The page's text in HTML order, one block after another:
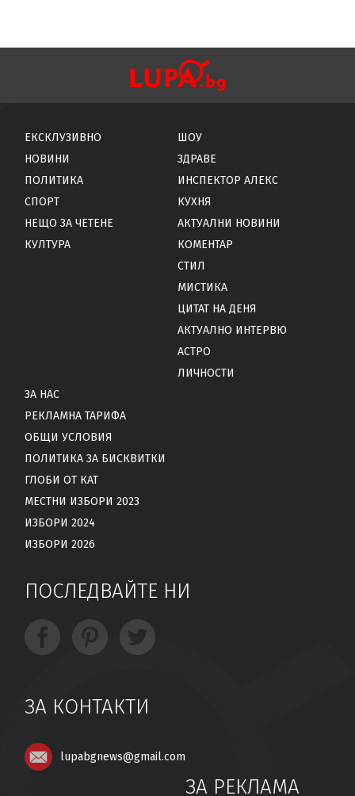
ЕКСКЛУЗИВНО
НОВИНИ
ПОЛИТИКА
СПОРТ
НЕЩО ЗА ЧЕТЕНЕ
КУЛТУРА
ШОУ
ЗДРАВЕ
ИНСПЕКТОР АЛЕКС
КУХНЯ
АКТУАЛНИ НОВИНИ
КОМЕНТАР
СТИЛ
МИСТИКА
ЦИТАТ НА ДЕНЯ
АКТУАЛНО ИНТЕРВЮ
АСТРО
ЛИЧНОСТИ
ЗА НАС
РЕКЛАМНА ТАРИФА
ОБЩИ УСЛОВИЯ
ПОЛИТИКА ЗА БИСКВИТКИ
ГЛОБИ ОТ КАТ
МЕСТНИ ИЗБОРИ 2023
ИЗБОРИ 2024
ИЗБОРИ 2026
ПОСЛЕДВАЙТЕ НИ
ЗА КОНТАКТИ
lupabgnews@gmail.com
ЗА РЕКЛАМА